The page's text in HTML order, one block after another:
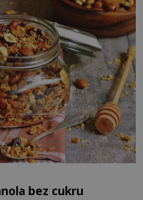
pěny a postupně do nich
hladký
bez cukru